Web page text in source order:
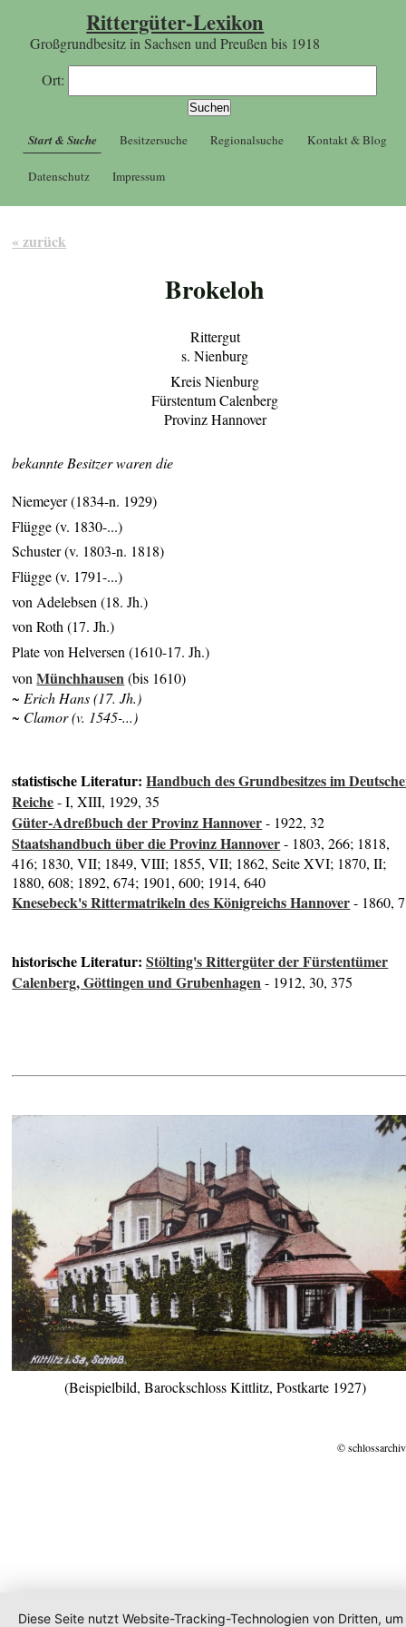
Rittergüter-Lexikon
Großgrundbesitz in Sachsen und Preußen bis 1918
Ort:
Start & Suche Besitzersuche Regionalsuche Kontakt & Blog
Datenschutz Impressum
« zurück
Brokeloh
Rittergut
s. Nienburg
Kreis Nienburg
Fürstentum Calenberg
Provinz Hannover
bekannte Besitzer waren die
Niemeyer (1834-n. 1929)
Flügge (v. 1830-...)
Schuster (v. 1803-n. 1818)
Flügge (v. 1791-...)
von Adelebsen (18. Jh.)
von Roth (17. Jh.)
Plate von Helversen (1610-17. Jh.)
vonMünchhausen(bis 1610)
~ Erich Hans (17. Jh.)
~ Clamor (v. 1545-...)
statistische Literatur:Handbuch des Grundbesitzes im
Reiche- I, XIII, 1929, 35
Güter-Adreßbuch der Provinz Hannover- 1922, 32
Staatshandbuch über die Provinz Hannover- 1803, 266; 1818,
416; 1830, VII; 1849, VIII; 1855, VII; 1862, Seite XVI; 1870, II;
1880, 608; 1892, 674; 1901, 600; 1914, 640
Knesebeck's Rittermatrikeln des Königreichs Hannover- 1860, 7
historische Literatur:Stölting's Rittergüter der Fürstentümer
Calenberg, Göttingen und Grubenhagen- 1912, 30, 375
(Beispielbild, Barockschloss Kittlitz, Postkarte 1927)
©
Diese Seite nutzt Website-Tracking-Technologien von Dritten, um